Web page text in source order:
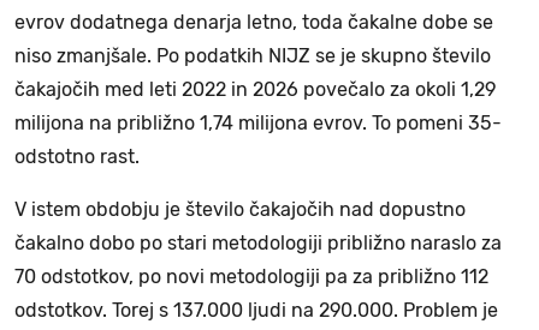
evrov dodatnega denarja letno, toda čakalne dobe se
niso zmanjšale. Po podatkih NIJZ se je skupno število
čakajočih med leti 2022 in 2026 povečalo za okoli 1,29
milijona na približno 1,74 milijona evrov. To pomeni 35-
odstotno rast.
V istem obdobju je število čakajočih nad dopustno
čakalno dobo po stari metodologiji približno naraslo za
70 odstotkov, po novi metodologiji pa za približno 112
odstotkov. Torej s 137.000 ljudi na 290.000. Problem je